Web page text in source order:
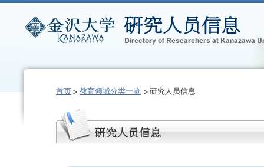
首页 教育领域分类一览 研究人员信息